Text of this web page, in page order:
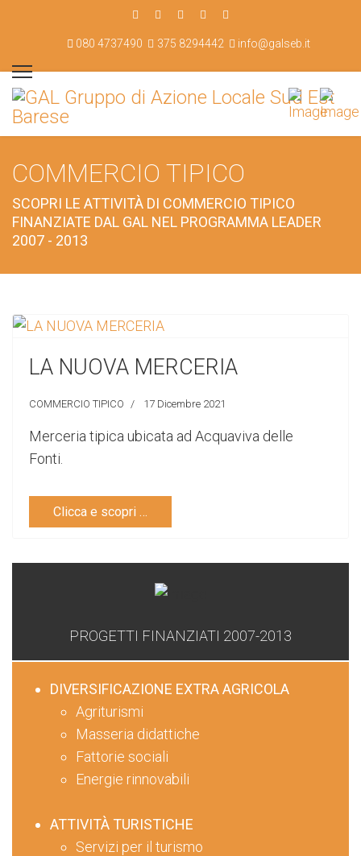
080 4737490 375 8294442 info@galseb.it
COMMERCIO TIPICO
SCOPRI LE ATTIVITÀ DI COMMERCIO TIPICO
FINANZIATE DAL GAL NEL PROGRAMMA LEADER
2007 - 2013
LA NUOVA MERCERIA
COMMERCIO TIPICO 17 Dicembre 2021
Merceria tipica ubicata ad Acquaviva delle
Fonti.
Clicca e scopri …
PROGETTI FINANZIATI 2007-2013
DIVERSIFICAZIONE EXTRA AGRICOLA
Agriturismi
Masseria didattiche
Fattorie sociali
Energie rinnovabili
ATTIVITÀ TURISTICHE
Servizi per il turismo